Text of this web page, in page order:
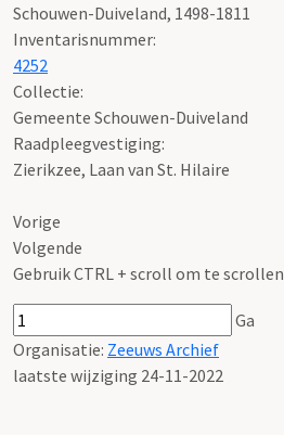
Schouwen-Duiveland, 1498-1811
Inventarisnummer:
4252
Collectie:
Gemeente Schouwen-Duiveland
Raadpleegvestiging:
Zierikzee, Laan van St. Hilaire
Vorige
Volgende
Gebruik CTRL + scroll om te scrollen
Ga
Organisatie: Zeeuws Archief
laatste wijziging 24-11-2022